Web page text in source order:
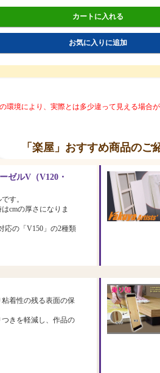
カートに入れる
お気に入りに追加
環境により、実際とは多少違って見える場合
「楽屋」おすすめ商品のご
ルV（V120・
す。
cmの厚さになりま
応の「V150」の2種類
着性の残る表面の保
きを軽減し、作品の